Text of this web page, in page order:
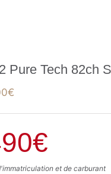
Pure Tech 82ch
€
et de carburant